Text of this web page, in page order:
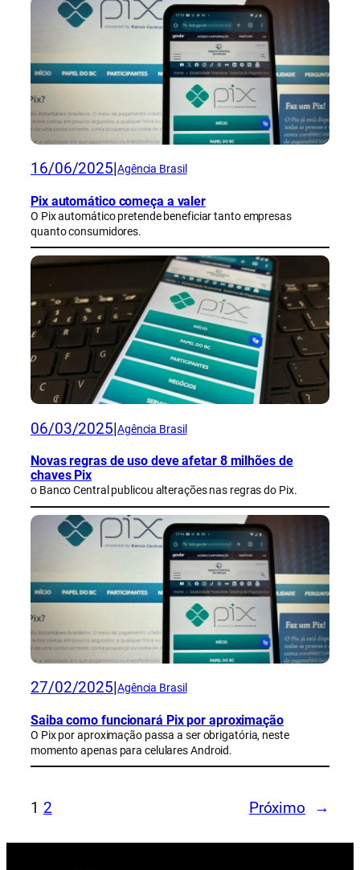
16/06/2025 Agência Brasil
Pix automático começa a valer
O Pix automático pretende beneficiar tanto empresas
quanto consumidores.
06/03/2025 Agência Brasil
Novas regras de uso deve afetar 8 milhões de
chaves Pix
o Banco Central publicou alterações nas regras do Pix.
27/02/2025 Agência Brasil
Saiba como funcionará Pix por aproximação
O Pix por aproximação passa a ser obrigatória, neste
momento apenas para celulares Android.
1 2 Próximo →